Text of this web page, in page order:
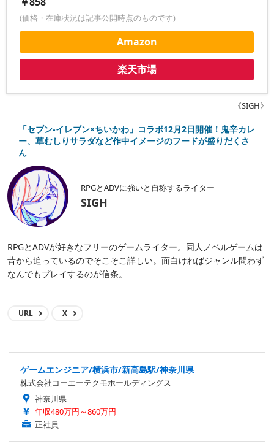
(価格・在庫状況は記事公開時点のものです)
Amazon
楽天市場
《SIGH》
「セブン‐イレブン×ちいかわ」コラボ12月2日開催！鬼辛カレ
ー、草むしりサラダなど作中イメージのフードが盛りだくさ
ん
RPGとADVに強いと自称するライター
SIGH
RPGとADVが好きなフリーのゲームライター。同人ノベルゲームは
昔から追っているのでそこそこ詳しい。面白ければジャンル問わず
なんでもプレイするのが信条。
URL X
ゲームエンジニア/横浜市/新高島駅/神奈川県
株式会社コーエーテクモホールディングス
神奈川県
年収480万円～860万円
正社員